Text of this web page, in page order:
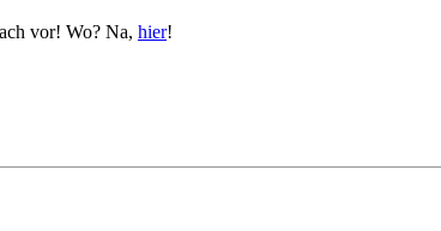
vor! Wo? Na, hier!